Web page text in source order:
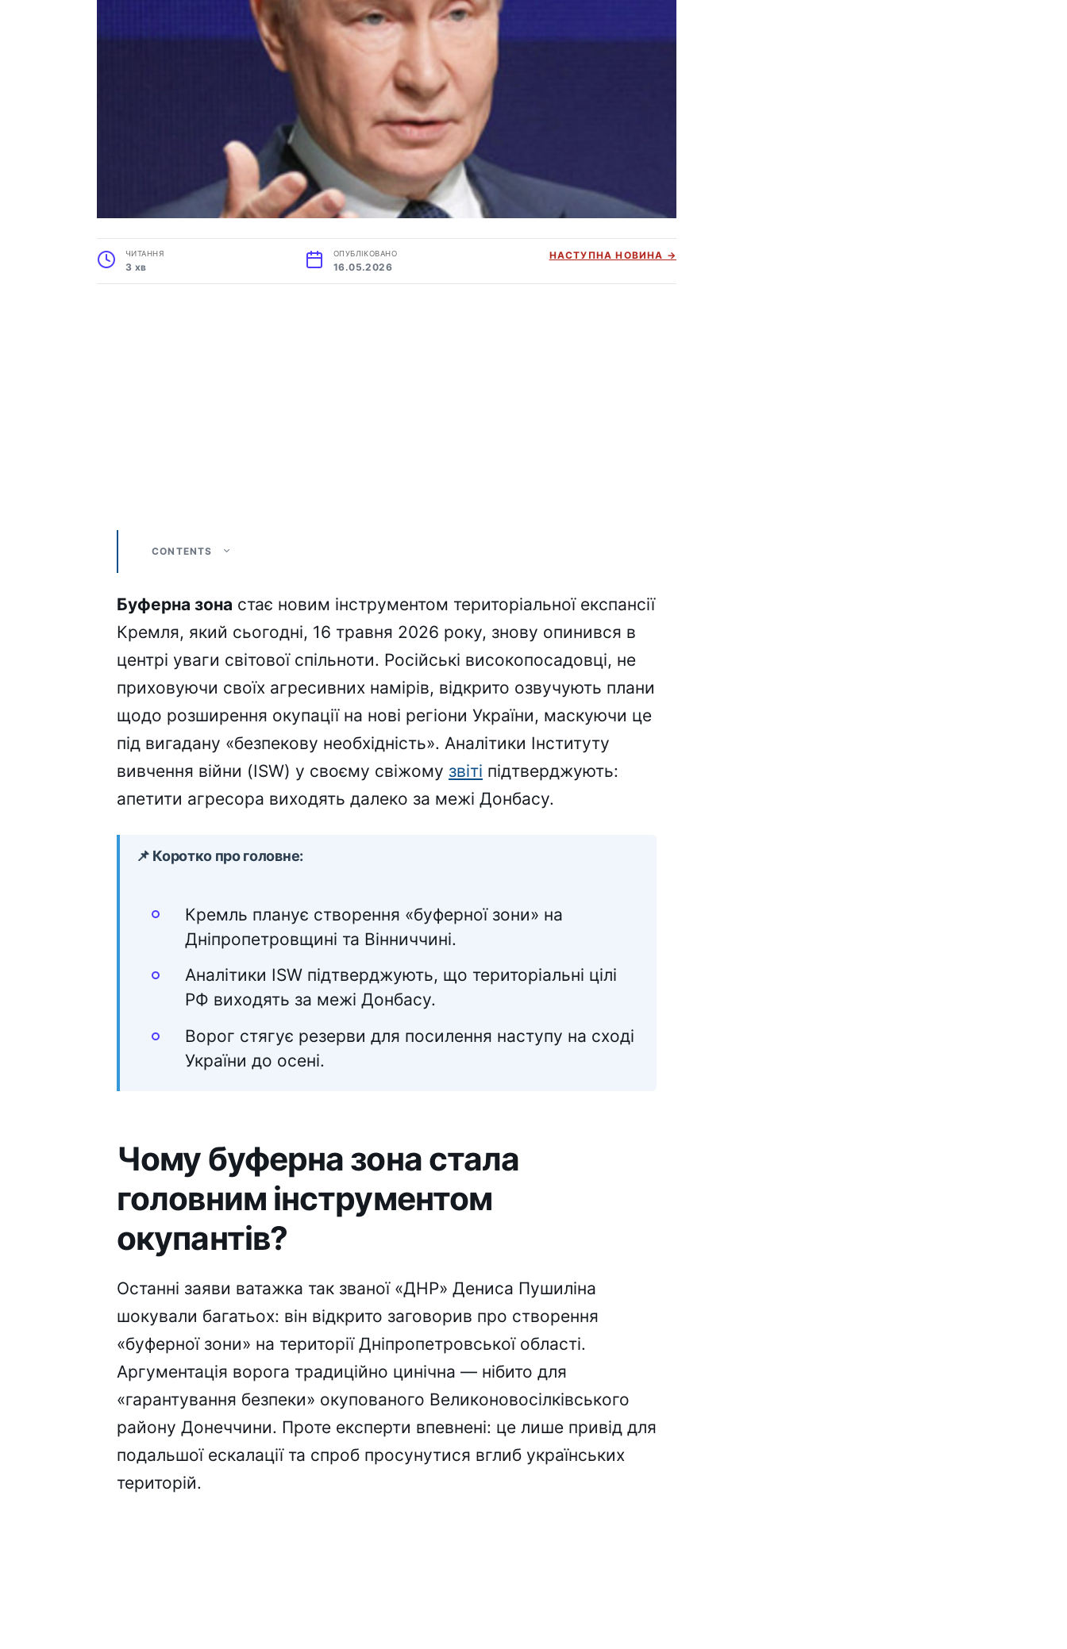
ЧИТАННЯ
3 хв
ОПУБЛІКОВАНО
16.05.2026
НАСТУПНА НОВИНА →
CONTENTS
Буферна зона стає новим інструментом територіальної експансії
Кремля, який сьогодні, 16 травня 2026 року, знову опинився в
центрі уваги світової спільноти. Російські високопосадовці, не
приховуючи своїх агресивних намірів, відкрито озвучують плани
щодо розширення окупації на нові регіони України, маскуючи це
під вигадану «безпекову необхідність». Аналітики Інституту
вивчення війни (ISW) у своєму свіжому звіті підтверджують:
апетити агресора виходять далеко за межі Донбасу.
📌 Коротко про головне:
Кремль планує створення «буферної зони» на
Дніпропетровщині та Вінниччині.
Аналітики ISW підтверджують, що територіальні цілі
РФ виходять за межі Донбасу.
Ворог стягує резерви для посилення наступу на сході
України до осені.
Чому буферна зона стала
головним інструментом
окупантів?
Останні заяви ватажка так званої «ДНР» Дениса Пушиліна
шокували багатьох: він відкрито заговорив про створення
«буферної зони» на території Дніпропетровської області.
Аргументація ворога традиційно цинічна — нібито для
«гарантування безпеки» окупованого Великоновосілківського
району Донеччини. Проте експерти впевнені: це лише привід для
подальшої ескалації та спроб просунутися вглиб українських
територій.